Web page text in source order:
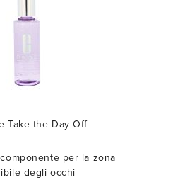
Take the Day Off
per la zona
degli occhi